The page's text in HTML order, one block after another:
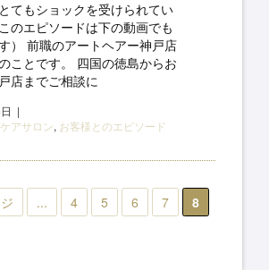
てもショックを受けられてい
のエピソードは下の動画でも
） 前職のアートヘアー神戸店
ことです。 四国の徳島からお
店までご相談に
アサロン, お客様とのエピソード
... 4 5 6 7 8